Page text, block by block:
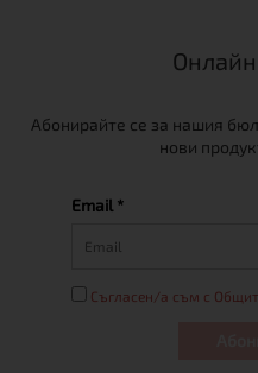
Абонирайте се за нашия
нови
Email *
Съгласен/а съм с